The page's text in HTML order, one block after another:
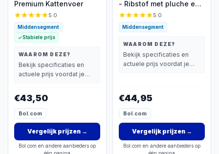
Premium Kattenvoer
5.0
Middensegment
Stabiele prijs
WAAROM DEZE?
Bekijk specificaties en
actuele prijs voordat je
€43,50
Bol.com
Vergelijk prijzen→
Bol.com en andere aanbieders op
- Ribstof met pluche en
antislip bodem
5.0
Middensegment
WAAROM DEZE?
Bekijk specificaties en
actuele prijs voordat je
€44,95
Bol.com
Vergelijk prijzen→
Bol.com en andere aanbieders op